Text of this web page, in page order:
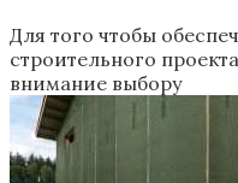
Для того чтобы
строительного
внимание выбору